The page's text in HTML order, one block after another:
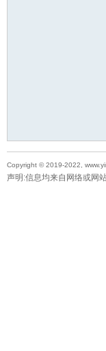
Copyright © 2019-2022,
声明:信息均来自网络或网